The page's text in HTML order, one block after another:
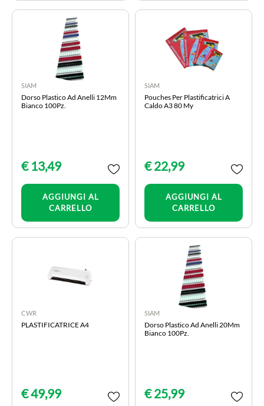
SIAM
Dorso Plastico Ad Anelli 12Mm
Bianco 100Pz.
€ 13,49
AGGIUNGI AL
CARRELLO
SIAM
Pouches Per Plastificatrici A
Caldo A3 80 My
€ 22,99
AGGIUNGI AL
CARRELLO
CWR
PLASTIFICATRICE A4
€ 49,99
SIAM
Dorso Plastico Ad Anelli 20Mm
Bianco 100Pz.
€ 25,99